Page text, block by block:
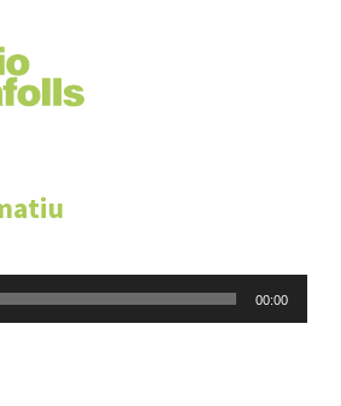
00:00